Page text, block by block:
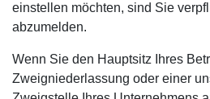
einstellen möchten, sind Sie
abzumelden.
Wenn Sie den Hauptsitz Ihres
Zweigniederlassung oder einer